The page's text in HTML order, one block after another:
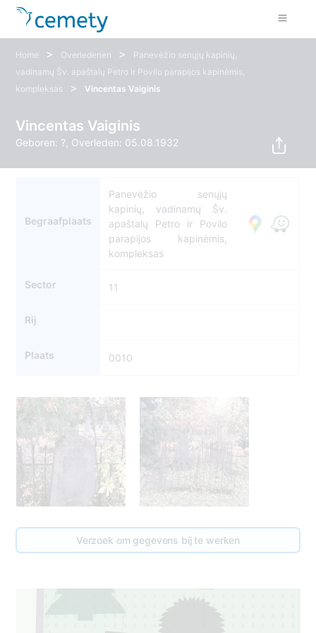
Home > Overledenen >
Panevėžio senųjų kapinių,
vadinamų Šv. apaštalų Petro ir Povilo parapijos kapinėmis,
kompleksas
> Vincentas Vaiginis
Vincentas Vaiginis
Geboren: ?, Overleden: 05.08.1932
Begraafplaats
Panevėžio senųjų
kapinių, vadinamų Šv.
apaštalų Petro ir Povilo
parapijos kapinėmis,
kompleksas
Sector 11
Rij
Plaats 0010
Verzoek om gegevens bij te werken
11